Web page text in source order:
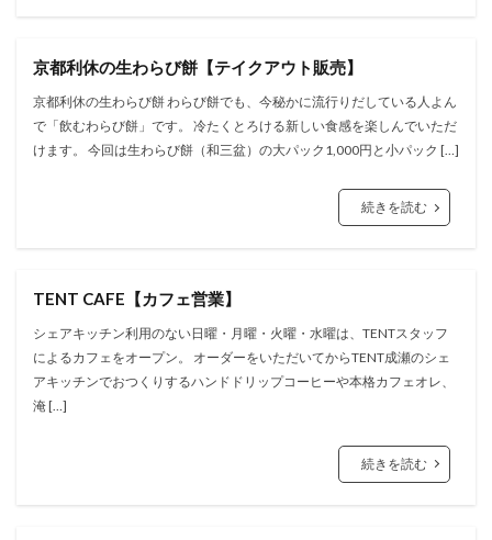
京都利休の生わらび餅【テイクアウト販売】
京都利休の生わらび餅 わらび餅でも、今秘かに流行りだしている人よん
で「飲むわらび餅」です。 冷たくとろける新しい食感を楽しんでいただ
けます。 今回は生わらび餅（和三盆）の大パック1,000円と小パック […]
続きを読む
TENT CAFE【カフェ営業】
シェアキッチン利用のない日曜・月曜・火曜・水曜は、TENTスタッフ
によるカフェをオープン。 オーダーをいただいてからTENT成瀬のシェ
アキッチンでおつくりするハンドドリップコーヒーや本格カフェオレ、
淹 […]
続きを読む